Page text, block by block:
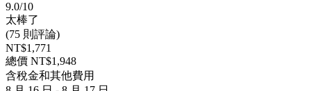
9.0/10
太棒了
(75 則評論)
NT$1,771
總價 NT$1,948
含稅金和其他費用